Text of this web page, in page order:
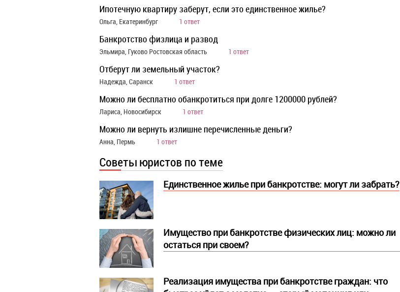
Ипотечную квартиру заберут, если это единственное жилье?
Ольга, Екатеринбург 1 ответ
Банкротство физлица и развод
Эльмира, Гуково Ростовская область 1 ответ
Отберут ли земельный участок?
Надежда, Саранск 1 ответ
Можно ли бесплатно обанкротиться при долге 1200000 рублей?
Лариса, Новосибирск 1 ответ
Можно ли вернуть излишне перечисленные деньги?
Анна, Пермь 1 ответ
Советы юристов по теме
Единственное жилье при банкротстве: могут ли забрать?
Имущество при банкротстве физических лиц: можно ли
остаться при своем?
Реализация имущества при банкротстве граждан: что